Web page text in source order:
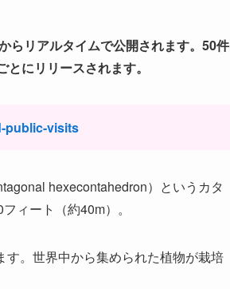
らリアルタイムで公開されます。50件
にリリースされます。
public-visits
hexecontahedron）というカタ
ィート（約40m）。
。世界中から集められた植物が栽培